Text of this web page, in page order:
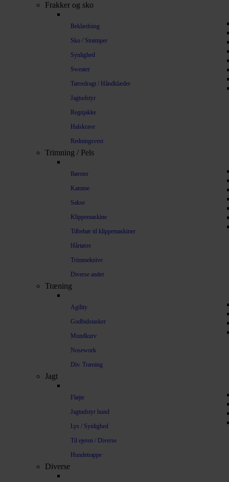
Frakker og sko
Beklædning
Sko / Strømper
Synlighed
Sweater
Tørredragt / Håndklæder
Jagtudstyr
Regnjakke
Halskrave
Redningsvest
Trimning / Pels
Børster
Kamme
Sakse
Klippemaskine
Tilbehør til klippemaskiner
Hårtørre
Trimmeknive
Diverse andet
Træning
Agility
Godbidstasker
Mundkurv
Nosework
Div. Træning
Jagt
Fløjte
Jagtudstyr hund
Lys / Synlighed
Til ejeren / Diverse
Hundetrappe
Diverse